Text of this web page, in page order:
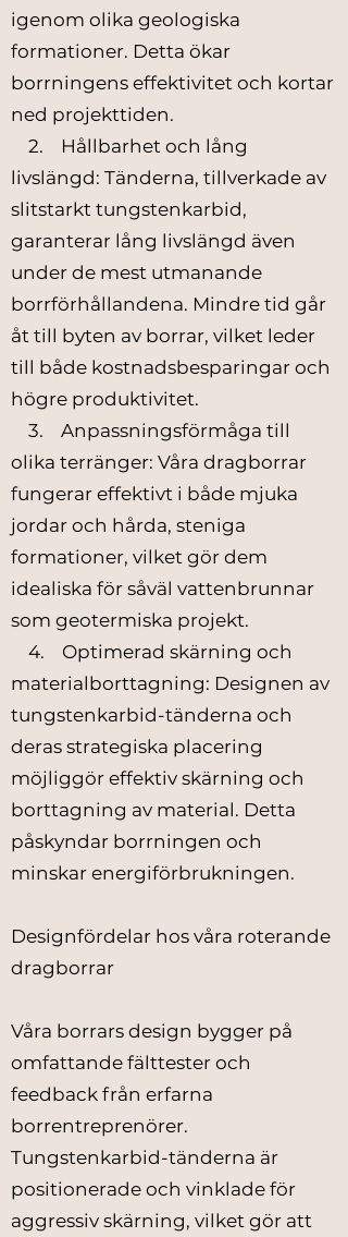
igenom olika geologiska
formationer. Detta ökar
borrningens effektivitet och kortar
ned projekttiden.
2. Hållbarhet och lång
livslängd: Tänderna, tillverkade av
slitstarkt tungstenkarbid,
garanterar lång livslängd även
under de mest utmanande
borrförhållandena. Mindre tid går
åt till byten av borrar, vilket leder
till både kostnadsbesparingar och
högre produktivitet.
3. Anpassningsförmåga till
olika terränger: Våra dragborrar
fungerar effektivt i både mjuka
jordar och hårda, steniga
formationer, vilket gör dem
idealiska för såväl vattenbrunnar
som geotermiska projekt.
4. Optimerad skärning och
materialborttagning: Designen av
tungstenkarbid-tänderna och
deras strategiska placering
möjliggör effektiv skärning och
borttagning av material. Detta
påskyndar borrningen och
minskar energiförbrukningen.
Designfördelar hos våra roterande
dragborrar
Våra borrars design bygger på
omfattande fälttester och
feedback från erfarna
borrentreprenörer.
Tungstenkarbid-tänderna är
positionerade och vinklade för
aggressiv skärning, vilket gör att